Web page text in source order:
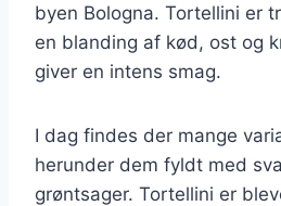
byen Bologna. Tortellini er
en blanding af kød, ost og
giver en intens smag.
I dag findes der mange
herunder dem fyldt med
grøntsager. Tortellini er